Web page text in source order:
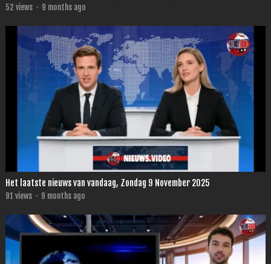
52 views · 9 months ago
Het laatste nieuws van vandaag, Zondag 9 November 2025
91 views · 9 months ago